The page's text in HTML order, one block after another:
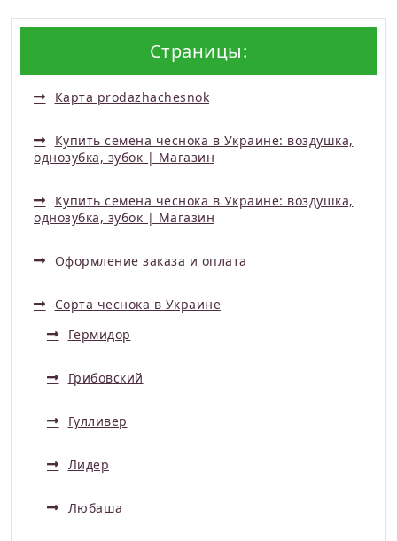
Страницы:
Карта prodazhachesnok
Купить семена чеснока в Украине: воздушка,
однозубка, зубок | Магазин
Купить семена чеснока в Украине: воздушка,
однозубка, зубок | Магазин
Оформление заказа и оплата
Сорта чеснока в Украине
Гермидор
Грибовский
Гулливер
Лидер
Любаша